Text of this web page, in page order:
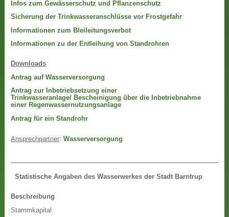
Infos zum Gewässerschutz und Pflanzenschutz
Sicherung der Trinkwasseranschlüsse vor Frostgefahr
Informationen zum Bleileitungsverbot
Informationen zu der Entleihung von Standrohren
Downloads:
Antrag auf Wasserversorgung
Antrag zur Inbetriebsetzung einer
Trinkwasseranlage/ Bescheinigung über die Inbetriebnahme
einer Regenwassernutzungsanlage
Antrag für ein Standrohr
Ansprechpartner:Wasserversorgung
Statistische Angaben des Wasserwerkes der Stadt Barntrup
Beschreibung
Stammkapital